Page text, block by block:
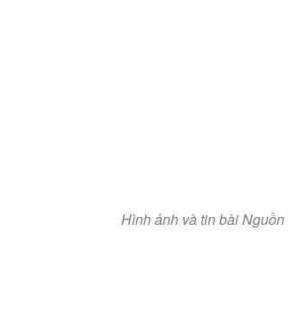
Hình ảnh và tin bài Nguồn